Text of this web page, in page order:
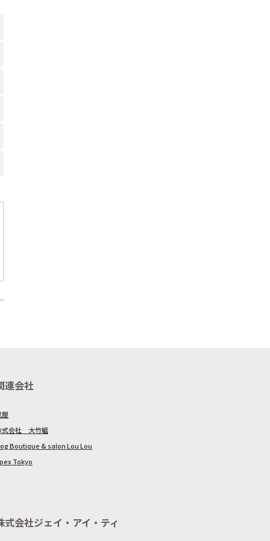
連会社
屋
式会社 大竹組
Boutique & salon Lou Lou
Tokyo
式会社ジェイ・アイ・ティ